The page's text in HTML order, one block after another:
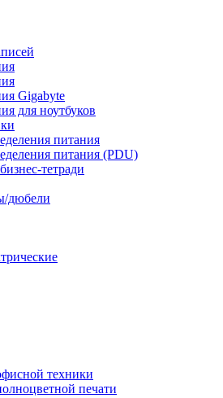
Gigabyte
для ноутбуков
питания
питания (PDU)
тетради
дюбели
техники
печати